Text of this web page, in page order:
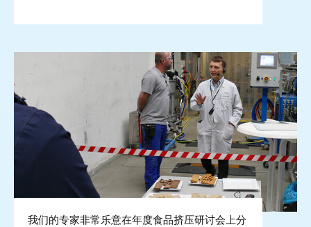
我们的专家非常乐意在年度食品挤压研讨会上分